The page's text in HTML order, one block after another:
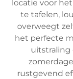
locatie voor
te tafelen,
overweegt
het perfecte
uitstraling
rustgevend